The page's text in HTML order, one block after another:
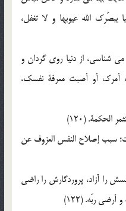
يبصّرک الله عيوبها و لا تغفل،
شناسي، از دنيا روي گردان و
أو أصبت معرفة نفسک،
(120)
سبب إصلاح النفس العزوف عن
را آزاد، پروردگارش را راضي
ربّه. (122)